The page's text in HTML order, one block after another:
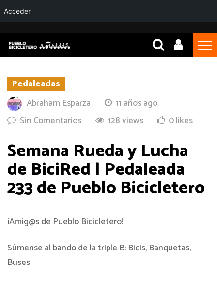
Pedaleadas
Abraham Esparza
11 años ago
Sin Comentarios
128 views 0 likes
Semana Rueda y Lucha
de BiciRed | Pedaleada
233 de Pueblo Bicicletero
¡Amig@s de Pueblo Bicicletero!
Súmense al bando de la triple B: Bicis, Banquetas,
Buses.
Acceder